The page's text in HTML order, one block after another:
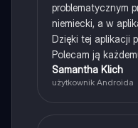
problematycznym
niemiecki, a w
Dzięki tej aplikacji
Polecam ją
Samantha Klich
użytkownik Androida